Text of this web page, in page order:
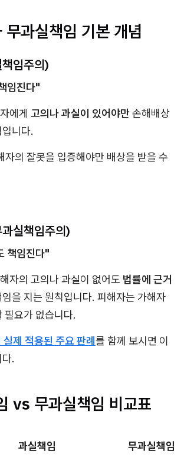
무과실책임 기본 개념
임주의)
임진다"
에게 고의나 과실이 있어야만손해배상
니다.
자의 잘못을 입증해야만 배상을 받을 수
실책임주의)
책임진다"
자의 고의나 과실이 없어도 법률에 근거
을 지는 원칙입니다. 피해자는 가해자
필요가 없습니다.
제 적용된 주요 판례를 함께 보시면 이
.
vs 무과실책임 비교표
과실책임 무과실책임